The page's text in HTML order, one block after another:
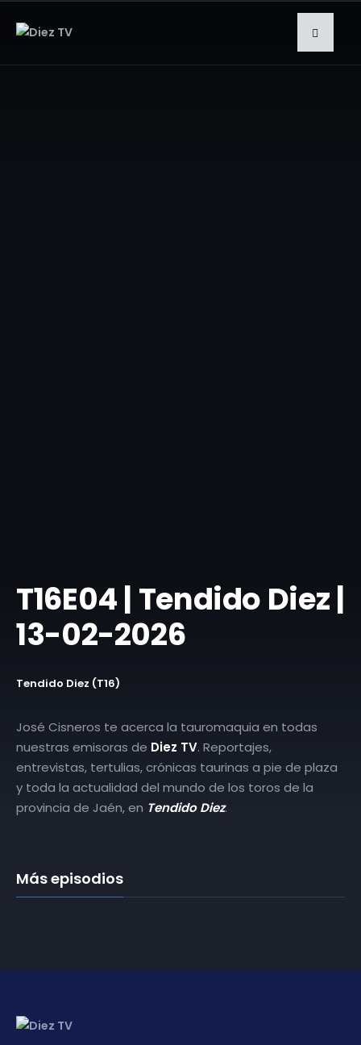
T16E04 | Tendido Diez |
13-02-2026
Tendido Diez (T16)
José Cisneros te acerca la tauromaquia en todas
nuestras emisoras de Diez TV. Reportajes,
entrevistas, tertulias, crónicas taurinas a pie de plaza
y toda la actualidad del mundo de los toros de la
provincia de Jaén, en Tendido Diez.
Más episodios